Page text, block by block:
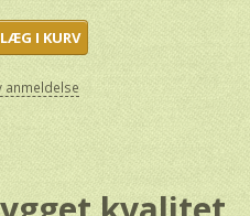
LÆG I KURV
anmeldelse